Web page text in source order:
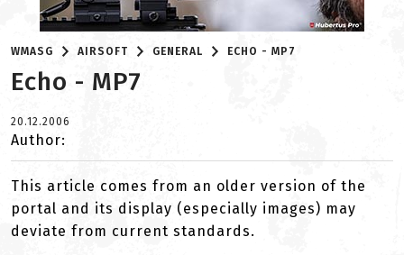
WMASG AIRSOFT GENERAL ECHO - MP7
Echo - MP7
20.12.2006
Author:
This article comes from an older version of the
portal and its display (especially images) may
deviate from current standards.